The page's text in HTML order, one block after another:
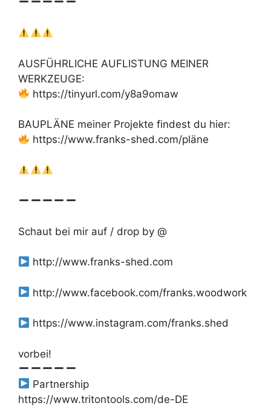
AUSFÜHRLICHE AUFLISTUNG MEINER
WERKZEUGE:
https://tinyurl.com/y8a9omaw
BAUPLÄNE meiner Projekte findest du hier:
https://www.franks-shed.com/pläne
Schaut bei mir auf / drop by @
http://www.franks-shed.com
http://www.facebook.com/franks.woodwork
https://www.instagram.com/franks.shed
vorbei!
Partnership
https://www.tritontools.com/de-DE